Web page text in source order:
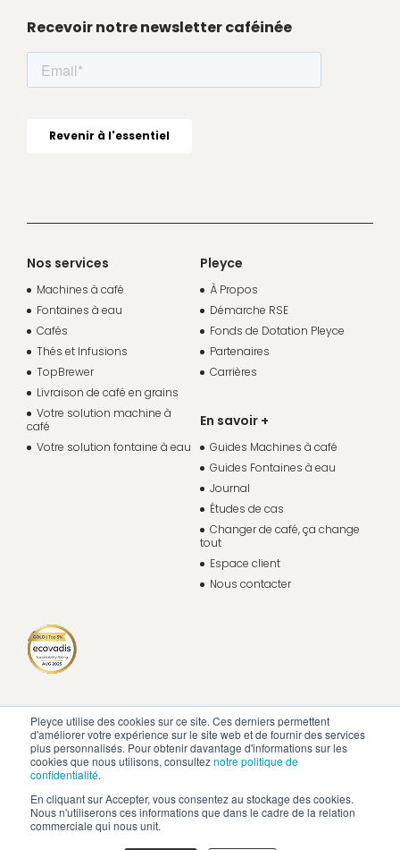
Pleyce utilise des cookies sur ce site. Ces derniers permettent
d'améliorer votre expérience sur le site web et de fournir des services
plus personnalisés. Pour obtenir davantage d'informations sur les
cookies que nous utilisons, consulteznotre politique de
confidentialité.
En cliquant sur Accepter, vous consentez au stockage des cookies.
Nous n'utiliserons ces informations que dans le cadre de la relation
commerciale qui nous unit.
Recevoir notre newsletter caféinée
Nos services
Machines à café
Fontaines à eau
Cafés
Thés et Infusions
TopBrewer
Livraison de café en grains
Votre solution machine à
café
Votre solution fontaine à eau
Pleyce
À Propos
Démarche RSE
Fonds de Dotation Pleyce
Partenaires
Carrières
En savoir +
Guides Machines à café
Guides Fontaines à eau
Journal
Études de cas
Changer de café, ça change
tout
Espace client
Nous contacter